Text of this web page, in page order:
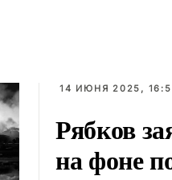
14 ИЮНЯ 2025,
Рябков
на фоне